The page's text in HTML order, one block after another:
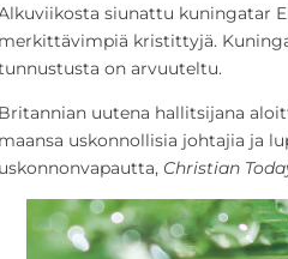
siunattu kuningatar
merkittävimpiä kristittyjä.
on arvuuteltu.
Britannian uutena hallitsijana
maansa uskonnollisia johtajia ja
uskonnonvapautta, Christian